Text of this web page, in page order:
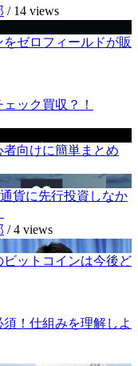
/ 14 views
ゼロフィールドが販
ック買収？！
向けに簡単まとめ
貨に先行投資しなか
/4 views
ットコインは今後ど
！仕組みを理解しよ